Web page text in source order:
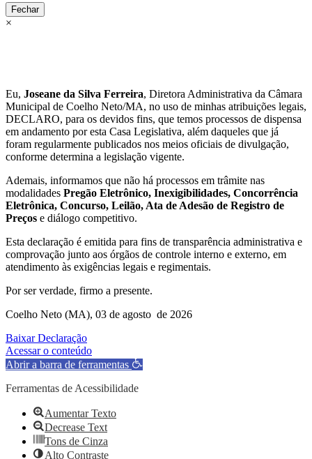
Fechar
×
Eu, Joseane da Silva Ferreira, Diretora Administrativa da Câmara
Municipal de Coelho Neto/MA, no uso de minhas atribuições legais,
DECLARO, para os devidos fins, que temos processos de dispensa
em andamento por esta Casa Legislativa, além daqueles que já
foram regularmente publicados nos meios oficiais de divulgação,
conforme determina a legislação vigente.
Ademais, informamos que não há processos em trâmite nas
modalidades Pregão Eletrônico, Inexigibilidades, Concorrência
Eletrônica, Concurso, Leilão, Ata de Adesão de Registro de
Preços e diálogo competitivo.
Esta declaração é emitida para fins de transparência administrativa e
comprovação junto aos órgãos de controle interno e externo, em
atendimento às exigências legais e regimentais.
Por ser verdade, firmo a presente.
Coelho Neto (MA), 03 de agosto de 2026
Baixar Declaração
Acessar o conteúdo
Abrir a barra de ferramentas
Ferramentas de Acessibilidade
Aumentar Texto
Decrease Text
Tons de Cinza
Alto Contraste